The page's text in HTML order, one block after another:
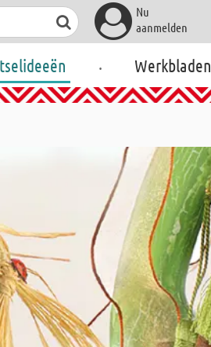
Nu
aanmelden
. Werkbladen